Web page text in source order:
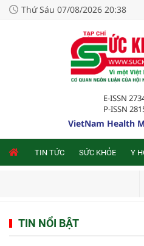
Thứ Sáu 07/08/2026 20:38
E-ISSN
P-ISSN
VietNam Health
TIN TỨC SỨC KHỎE Y
TIN NỔI BẬT